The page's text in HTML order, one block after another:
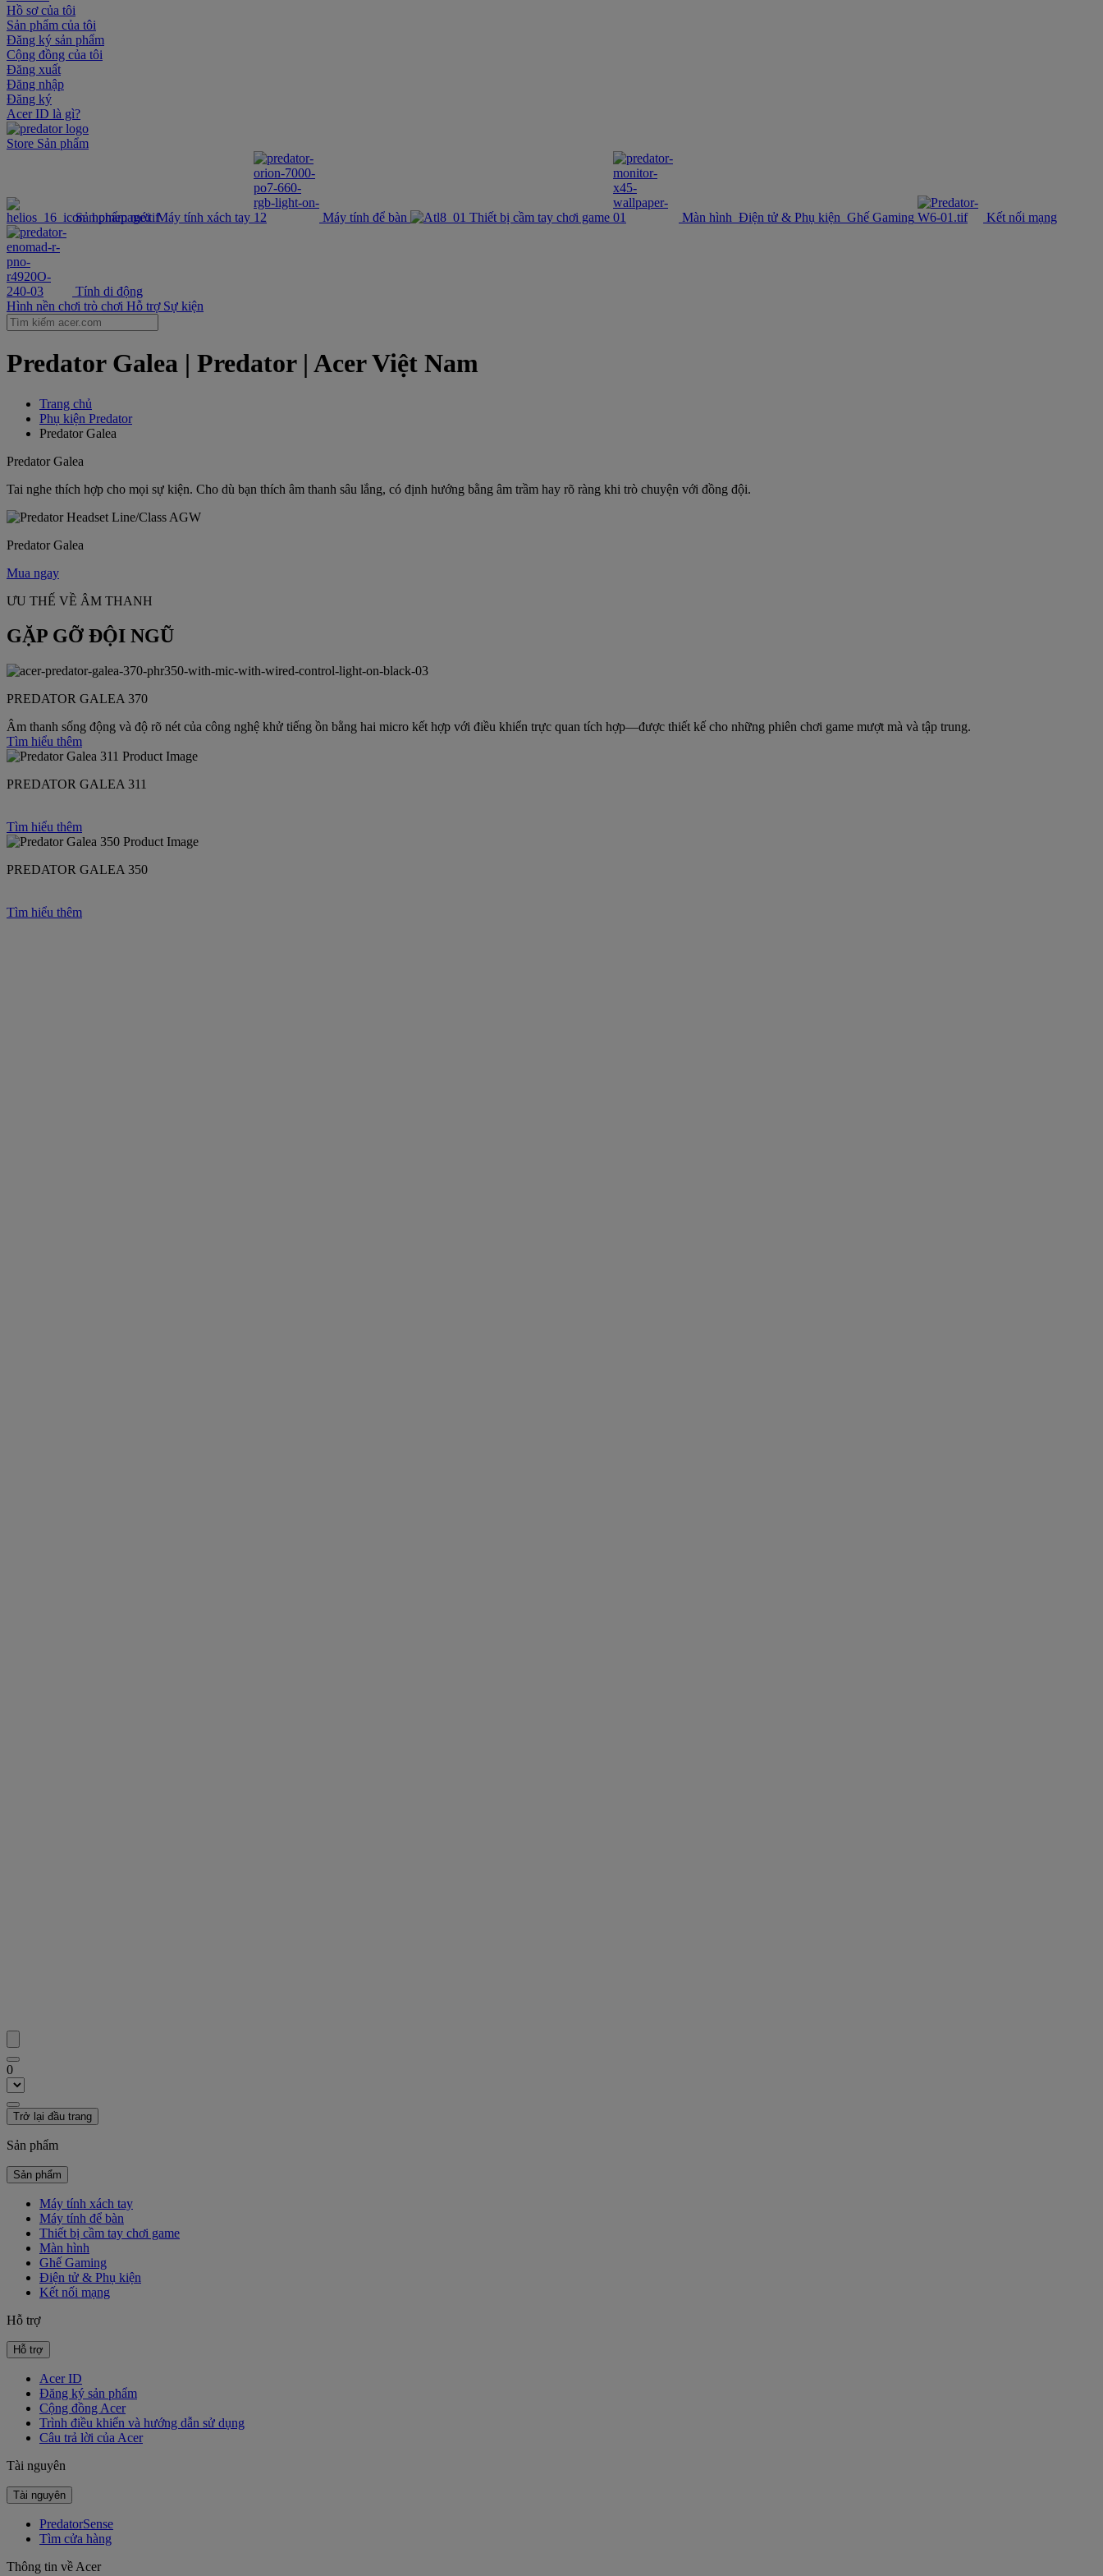
Hồ sơ của tôi
Sản phẩm của tôi
Đăng ký sản phẩm
Cộng đồng của tôi
Đăng xuất
Đăng nhập
Đăng ký
Acer ID là gì?
Store Sản phẩm
Sản phẩm mới Máy tính xách tay Máy tính để bàn Thiết bị cầm tay chơi game Màn hình Điện tử & Phụ kiện Ghế Gaming Kết nối mạng
Tính di động
Hình nền chơi trò chơi Hỗ trợ Sự kiện
Predator Galea | Predator | Acer Việt Nam
Trang chủ
Phụ kiện Predator
Predator Galea
Predator Galea
Tai nghe thích hợp cho mọi sự kiện. Cho dù bạn thích âm thanh sâu lắng, có định hướng bằng âm trầm hay rõ ràng khi trò chuyện với đồng đội.
Predator Galea
Mua ngay
ƯU THẾ VỀ ÂM THANH
GẶP GỠ ĐỘI NGŨ
PREDATOR GALEA 370
Âm thanh sống động và độ rõ nét của công nghệ khử tiếng ồn bằng hai micro kết hợp với điều khiển trực quan tích hợp—được thiết kế cho những phiên chơi game mượt mà và tập trung.
Tìm hiểu thêm
PREDATOR GALEA 311
Tìm hiểu thêm
PREDATOR GALEA 350
Tìm hiểu thêm
0
Trở lại đầu trang
Sản phẩm
Sản phẩm
Máy tính xách tay
Máy tính để bàn
Thiết bị cầm tay chơi game
Màn hình
Ghế Gaming
Điện tử & Phụ kiện
Kết nối mạng
Hỗ trợ
Hỗ trợ
Acer ID
Đăng ký sản phẩm
Cộng đồng Acer
Trình điều khiển và hướng dẫn sử dụng
Câu trả lời của Acer
Tài nguyên
Tài nguyên
PredatorSense
Tìm cửa hàng
Thông tin về Acer